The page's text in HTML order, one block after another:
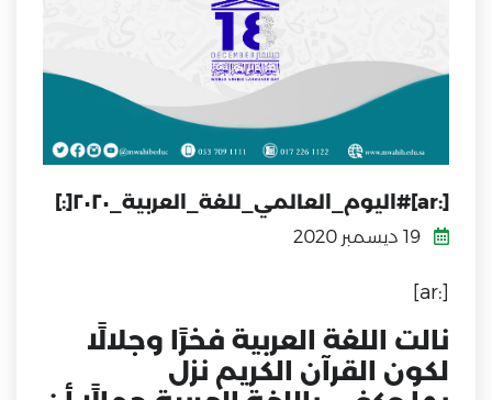
[:ar]#اليوم_العالمي_للغة_العربية_٢٠٢٠[:]
[:ar]
نالت اللغة العربية فخرًا وجلالًا
لكون القرآن الكريم نزل